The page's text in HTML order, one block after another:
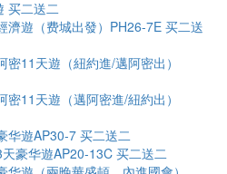
买二送二
濟遊（费城出發）PH26-7E 买二送
11天遊（紐約進/邁阿密出）
11天遊（邁阿密進/紐約出）
华遊AP30-7 买二送二
豪华遊AP20-13C 买二送二